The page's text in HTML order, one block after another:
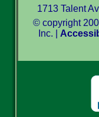
1713 Talent
© copyright
Inc. |